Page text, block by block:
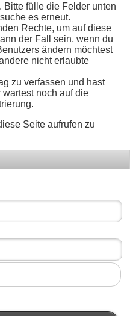
Bitte fülle die Felder unten
es erneut.
Rechte, um auf diese
der Fall sein, wenn du
ändern möchtest
nicht erlaubte
zu verfassen und hast
noch auf die
Seite aufrufen zu